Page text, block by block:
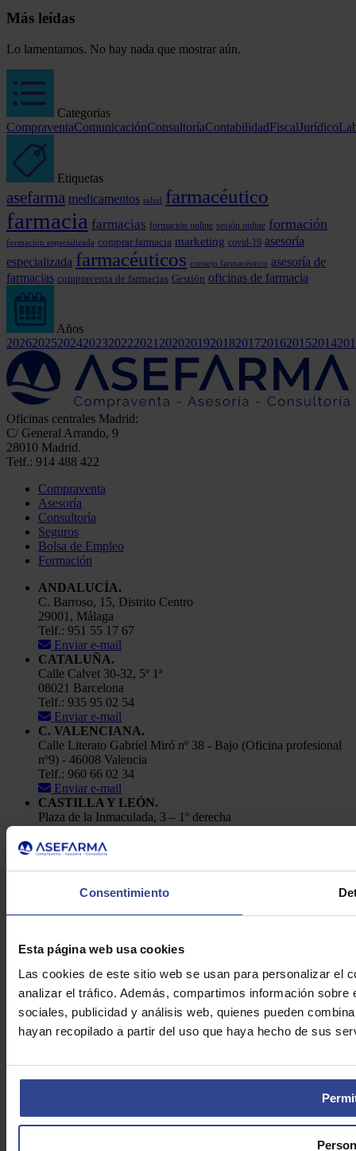
Consentimiento
Esta página web usa cookies
Las cookies de este sitio web se usan para personalizar el
analizar el tráfico. Además, compartimos información
sociales, publicidad y análisis web, quienes pueden
hayan recopilado a partir del uso que haya hecho de sus
Más leídas
Lo lamentamos. No hay nada que mostrar aún.
Categorias
CompraventaComunicaciónConsultoríaContabilidadFiscalJurídico
Etiquetas
asefarma medicamentos salud farmacéutico
farmacia farmacias formación online sesión online formación
formación especializada comprar farmacia marketing covid-19 asesoría
especializada farmacéuticos consejo farmacéutico asesoría de
farmacias compraventa de farmacias Gestión oficinas de farmacia
Años
202620252024202320222021 2020201920182017201620152014
Oficinas centrales Madrid:
C/ General Arrando, 9
28010 Madrid.
Telf.: 914 488 422
Compraventa
Asesoría
Consultoría
Seguros
Bolsa de Empleo
Formación
ANDALUCÍA.
C. Barroso, 15, Distrito Centro
29001, Málaga
Telf.: 951 55 17 67
Enviar e-mail
CATALUÑA.
Calle Calvet 30-32, 5º 1ª
08021 Barcelona
Telf.: 935 95 02 54
Enviar e-mail
C. VALENCIANA.
Calle Literato Gabriel Miró nº 38 - Bajo (Oficina profesional
nº9) - 46008 Valencia
Telf.: 960 66 02 34
Enviar e-mail
CASTILLA Y LEÓN.
Plaza de la Inmaculada, 3 – 1º derecha
Telf.: 91 448 84 22
Enviar e-mail
Política de Privacidad
Aviso Legal
Cookies